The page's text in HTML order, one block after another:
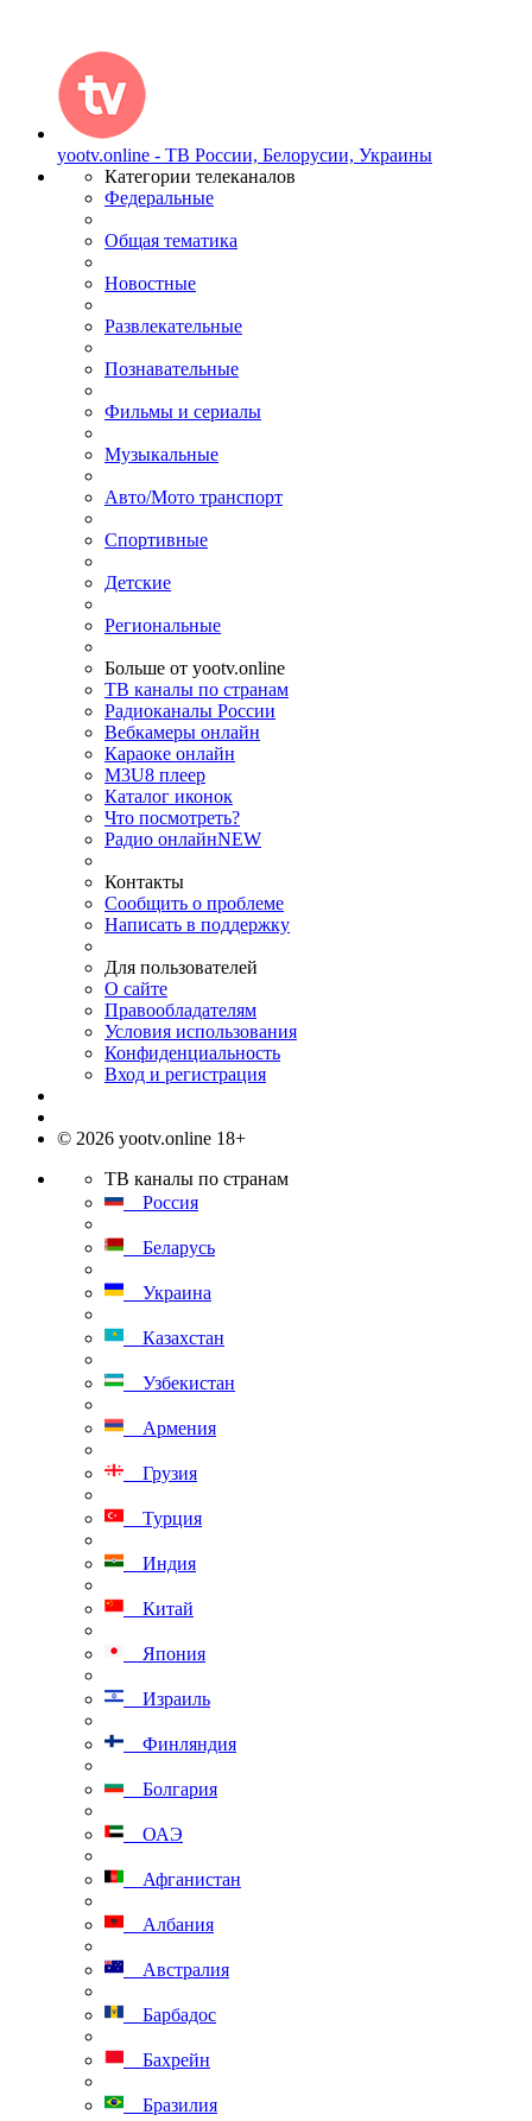
yootv.online - ТВ России, Белорусии, Украины
Категории телеканалов
Федеральные
Общая тематика
Новостные
Развлекательные
Познавательные
Фильмы и сериалы
Музыкальные
Авто/Мото транспорт
Спортивные
Детские
Региональные
Больше от yootv.online
ТВ каналы по странам
Радиоканалы России
Вебкамеры онлайн
Караоке онлайн
M3U8 плеер
Каталог иконок
Что посмотреть?
Радио онлайнNEW
Контакты
Сообщить о проблеме
Написать в поддержку
Для пользователей
О сайте
Правообладателям
Условия использования
Конфиденциальность
Вход и регистрация
© 2026 yootv.online 18+
ТВ каналы по странам
Россия
Беларусь
Украина
Казахстан
Узбекистан
Армения
Грузия
Турция
Индия
Китай
Япония
Израиль
Финляндия
Болгария
ОАЭ
Афганистан
Албания
Австралия
Барбадос
Бахрейн
Бразилия